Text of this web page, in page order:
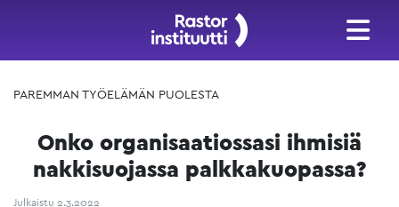
PAREMMAN TYÖELÄMÄN PUOLESTA
Onko organisaatiossasi ihmisiä
nakkisuojassa palkkakuopassa?
Julkaistu 2.3.2022